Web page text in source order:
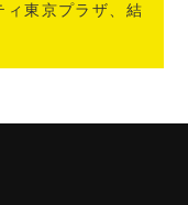
ィ東京プラザ、結